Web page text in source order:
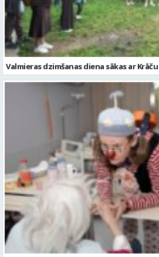
Valmieras dzimšanas diena sākas ar